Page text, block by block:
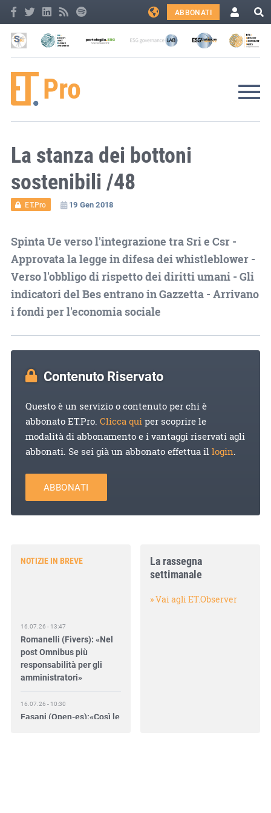
ABBONATI
La stanza dei bottoni
sostenibili /48
ET.Pro 19 Gen 2018
Spinta Ue verso l'integrazione tra Sri e Csr -
Approvata la legge in difesa dei whistleblower -
Verso l'obbligo di rispetto dei diritti umani - Gli
indicatori del Bes entrano in Gazzetta - Arrivano
i fondi per l'economia sociale
Contenuto Riservato
Questo è un servizio o contenuto per chi è
abbonato ET.Pro. Clicca quiper scoprire le
modalità di abbonamento e i vantaggi riservati agli
abbonati. Se sei già un abbonato effettua illogin.
ABBONATI
NOTIZIE IN BREVE
16.07.26 - 13:47
Romanelli (Fivers): «Nel
post Omnibus più
responsabilità per gli
amministratori»
16.07.26 - 10:30
Fasani (Open-es):«Così le
La rassegna
settimanale
» Vai agli ET.Observer